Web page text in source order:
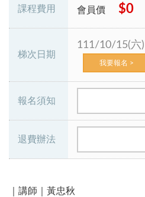
課程費用 會員價 $0
梯次日期
111/10/15(六)
我要報名 >
報名須知
退費辦法
｜講師｜黃忠秋